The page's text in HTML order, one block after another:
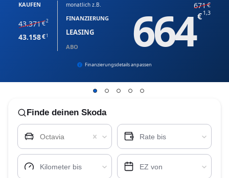
monatlich z.B.
FINANZIERUNG
LEASING
ABO
671
664 1,3
KAUFEN
43.371 2
43.158 1
Finanzierungsdetails anpassen
Finde deinen Skoda
Octavia Rate bis
Kilometer bis EZ von